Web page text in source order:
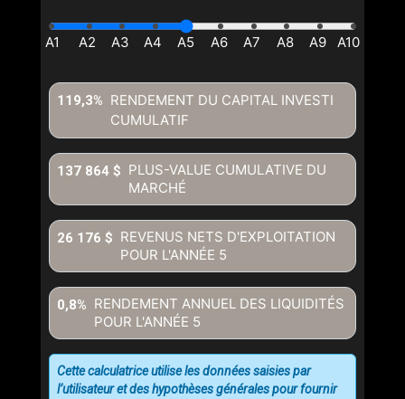
RENDEMENT DU CAPITAL INVESTI
CUMULATIF
119,3%
PLUS-VALUE CUMULATIVE DU
MARCHÉ
137 864 $
REVENUS NETS D'EXPLOITATION
POUR L'ANNÉE 5
26 176 $
RENDEMENT ANNUEL DES LIQUIDITÉS
POUR L'ANNÉE 5
0,8%
Cette calculatrice utilise les données saisies par
l’utilisateur et des hypothèses générales pour fournir